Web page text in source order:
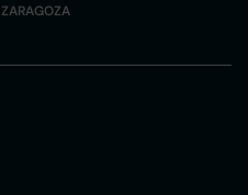
ZARAGOZA